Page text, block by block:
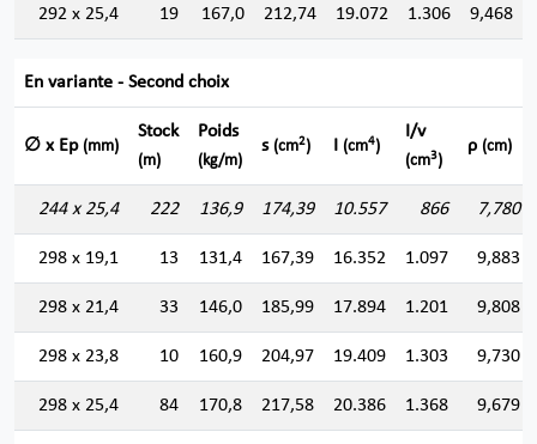
292 x 25,4 19 167,0 212,74 19.072 1.306 9,468
En variante - Second choix
∅ x Ep (mm)
Stock
(m)
Poids
(kg/m)
s (cm2) I (cm4)
I/v
(cm3)
ρ (cm)
244 x 25,4 222 136,9 174,39 10.557 866 7,780
298 x 19,1 13 131,4 167,39 16.352 1.097 9,883
298 x 21,4 33 146,0 185,99 17.894 1.201 9,808
298 x 23,8 10 160,9 204,97 19.409 1.303 9,730
298 x 25,4 84 170,8 217,58 20.386 1.368 9,679